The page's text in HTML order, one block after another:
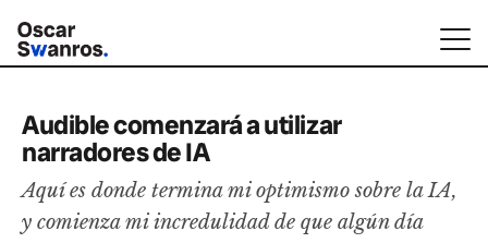
Audible comenzará a utilizar
narradores de IA
Aquí es donde termina mi optimismo sobre la IA,
y comienza mi incredulidad de que algún día